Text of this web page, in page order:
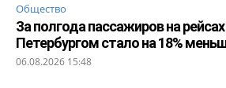
Общество
За полгода пассажиров на
Петербургом стало на 18%
06.08.2026 15:48